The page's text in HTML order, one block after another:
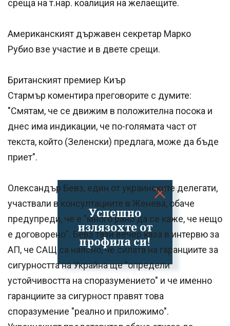
Успешно
излязохте от
профила си!
среща на т.нар. коалиция на желаещите.
Американският държавен секретар Марко
Рубио взе участие и в двете срещи.
Британският премиер Киър
Стармър коментира преговорите с думите:
"Смятам, че се движим в положителна посока и
днес има индикации, че по-голямата част от
текста, който (Зеленски) предлага, може да бъде
приет".
Олександър Бевз, един от украинските делегати,
участвали в консултациите в Женева, обаче
предупреди, че е "много рано да се каже, че нещо
е договорено". Бевз тази вечер каза в интервю за
АП, че САЩ са наясно, че силата на гаранциите за
сигурността на Украйна ще "определи
устойчивостта на споразумението" и че именно
гаранциите за сигурност правят това
споразумение "реално и приложимо".